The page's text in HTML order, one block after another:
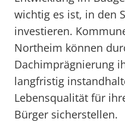
wichtig es ist, in den
investieren.
Northeim können
Dachimprägnierung
langfristig
Lebensqualität für
Bürger sicherstellen.